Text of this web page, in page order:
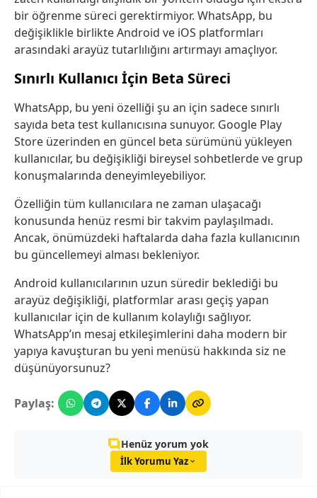
bir öğrenme süreci gerektirmiyor. WhatsApp, bu
değişiklikle birlikte Android ve iOS platformları
arasındaki arayüz tutarlılığını artırmayı amaçlıyor.
Sınırlı Kullanıcı İçin Beta Süreci
WhatsApp, bu yeni özelliği şu an için sadece sınırlı
sayıda beta test kullanıcısına sunuyor. Google Play
Store üzerinden en güncel beta sürümünü yükleyen
kullanıcılar, bu değişikliği bireysel sohbetlerde ve grup
konuşmalarında deneyimleyebiliyor.
Özelliğin tüm kullanıcılara ne zaman ulaşacağı
konusunda henüz resmi bir takvim paylaşılmadı.
Ancak, önümüzdeki haftalarda daha fazla kullanıcının
bu güncellemeyi alması bekleniyor.
Android kullanıcılarının uzun süredir beklediği bu
arayüz değişikliği, platformlar arası geçiş yapan
kullanıcılar için de kullanım kolaylığı sağlıyor.
WhatsApp’ın mesaj etkileşimlerini daha modern bir
yapıya kavuşturan bu yeni menüsü hakkında siz ne
düşünüyorsunuz?
Paylaş:
Henüz yorum yok
İlk Yorumu Yaz